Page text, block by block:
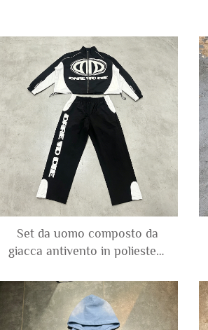
Set da uomo composto da
giacca antivento in poliestere
patchwork e blocchi di
colore, e pantaloni abbinati